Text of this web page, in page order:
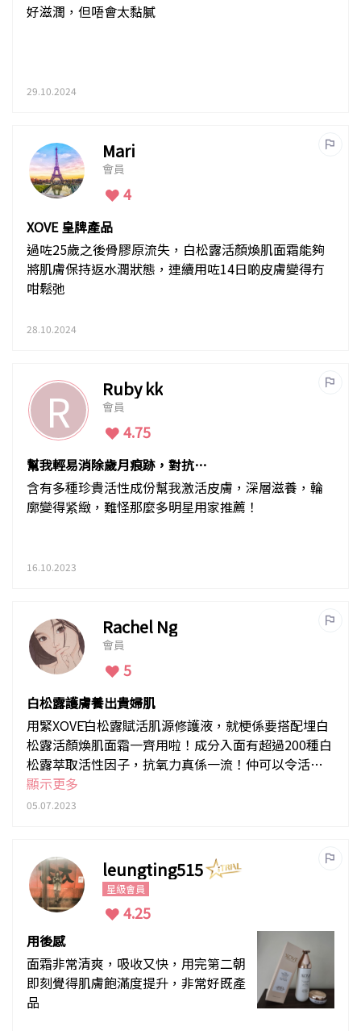
好滋潤，但唔會太黏膩
29.10.2024
Mari
會員
4
XOVE 皇牌產品
過咗25歲之後骨膠原流失，白松露活顏煥肌面霜能夠
將肌膚保持返水潤狀態，連續用咗14日啲皮膚變得冇
咁鬆弛
28.10.2024
R Ruby kk
會員
4.75
幫我輕易消除歲月痕跡，對抗鬆
馳！
含有多種珍貴活性成份幫我激活皮膚，深層滋養，輪
廓變得紧緻，難怪那麼多明星用家推薦！
16.10.2023
Rachel Ng
會員
5
白松露護膚養出貴婦肌
用緊XOVĒ白松露賦活肌源修護液，就梗係要搭配埋白
松露活顏煥肌面霜一齊用啦！成分入面有超過200種白
松露萃取活性因子，抗氧力真係一流！仲可以令活化
細胞，達到抗老效果～細膩柔潤嘅面霜上面超舒服，
用咗一排唔止肌膚柔滑細膩咗，就連細紋都少咗！
顯示更多
05.07.2023
leungting515
星級會員
4.25
用後感
面霜非常清爽，吸收又快，用完第二朝
即刻覺得肌膚飽滿度提升，非常好既產
品